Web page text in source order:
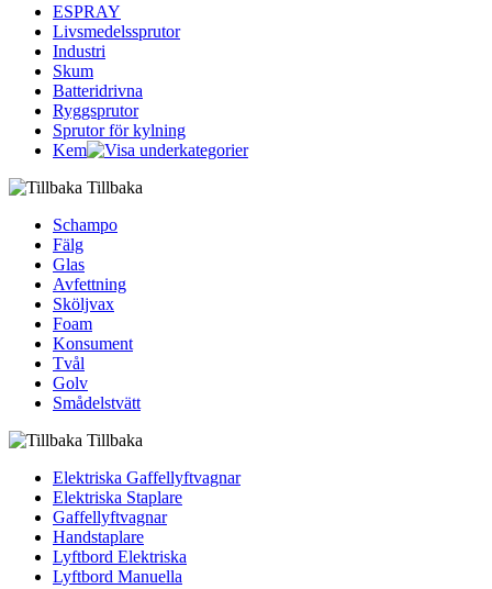
ESPRAY
Livsmedelssprutor
Industri
Skum
Batteridrivna
Ryggsprutor
Sprutor för kylning
Kem
Tillbaka
Schampo
Fälg
Glas
Avfettning
Sköljvax
Foam
Konsument
Tvål
Golv
Smådelstvätt
Tillbaka
Elektriska Gaffellyftvagnar
Elektriska Staplare
Gaffellyftvagnar
Handstaplare
Lyftbord Elektriska
Lyftbord Manuella